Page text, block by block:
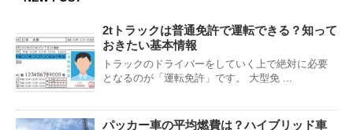
2tトラックは普通免許で運転できる？知って
おきたい基本情報
トラックのドライバーをしていく上で絶対に必要
となるのが「運転免許」です。 大型免 ...
パッカー車の平均燃費は？ハイブリッド車